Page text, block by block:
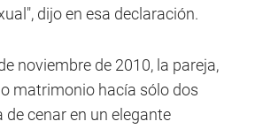
dijo en esa declaración.
noviembre de 2010, la pareja,
matrimonio hacía sólo dos
cenar en un elegante